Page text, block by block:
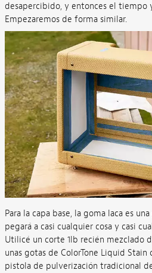
desapercibido, y entonces el tiempo
Empezaremos de forma similar.
Para la capa base, la goma laca es
pegará a casi cualquier cosa y casi
Utilicé un corte 1lb recién mezclado
unas gotas de ColorTone Liquid
pistola de pulverización tradicional